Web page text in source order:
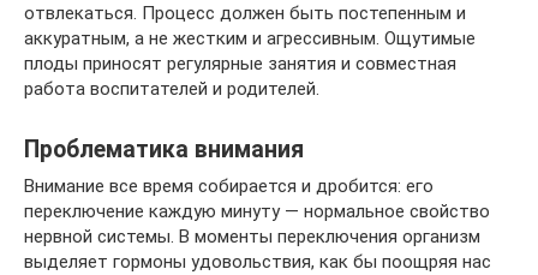
отвлекаться. Процесс должен быть постепенным и
аккуратным, а не жестким и агрессивным. Ощутимые
плоды приносят регулярные занятия и совместная
работа воспитателей и родителей.
Проблематика внимания
Внимание все время собирается и дробится: его
переключение каждую минуту — нормальное свойство
нервной системы. В моменты переключения организм
выделяет гормоны удовольствия, как бы поощряя нас